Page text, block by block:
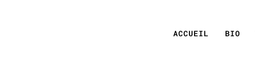
ACCUEIL BIO